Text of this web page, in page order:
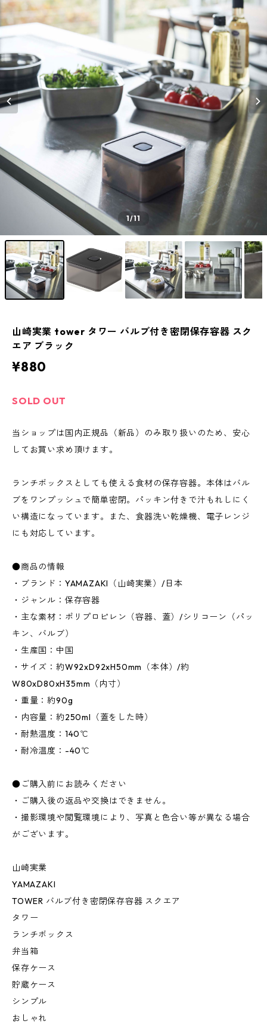
1/11
山崎実業 tower タワー バルブ付き密閉保存容器 スク
エア ブラック
¥880
SOLD OUT
当ショップは国内正規品（新品）のみ取り扱いのため、安心
してお買い求め頂けます。
ランチボックスとしても使える食材の保存容器。本体はバル
ブをワンプッシュで簡単密閉。パッキン付きで汁もれしにく
い構造になっています。また、食器洗い乾燥機、電子レンジ
にも対応しています。
●商品の情報
・ブランド：YAMAZAKI（山崎実業）/日本
・ジャンル：保存容器
・主な素材：ポリプロピレン（容器、蓋）/シリコーン（パッ
キン、バルブ）
・生産国：中国
・サイズ：約W92xD92xH50mm（本体）/約
W80xD80xH35mm（内寸）
・重量：約90g
・内容量：約250ml（蓋をした時）
・耐熱温度：140℃
・耐冷温度：-40℃
●ご購入前にお読みください
・ご購入後の返品や交換はできません。
・撮影環境や閲覧環境により、写真と色合い等が異なる場合
がございます。
山崎実業
YAMAZAKI
TOWER バルブ付き密閉保存容器 スクエア
タワー
ランチボックス
弁当箱
保存ケース
貯蔵ケース
シンプル
おしゃれ